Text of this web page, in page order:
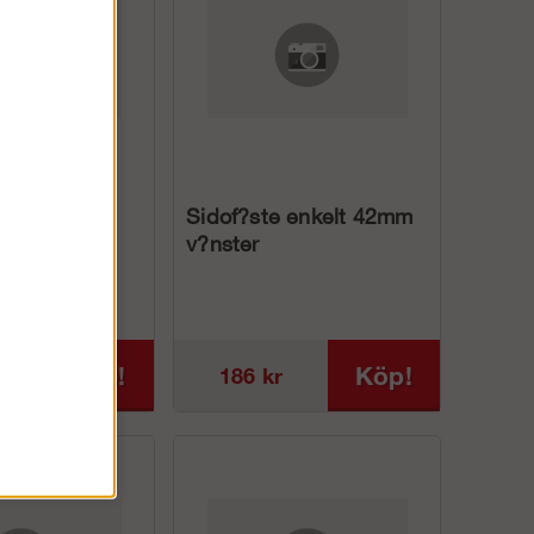
Köp!
Sidof?ste enkelt 42mm
v?nster
186 kr Köp!